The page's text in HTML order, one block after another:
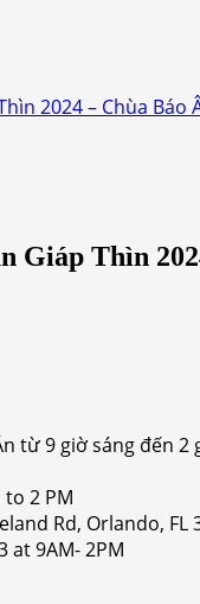
2024 – Chùa
Giáp Thìn
từ 9 giờ sáng đến
to 2 PM
Rd, Orlando, FL
at 9AM- 2PM